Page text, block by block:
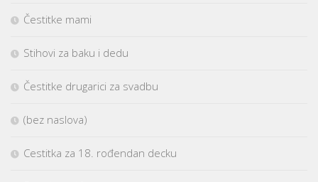
Čestitke mami
Stihovi za baku i dedu
Čestitke drugarici za svadbu
(bez naslova)
Cestitka za 18. rođendan decku